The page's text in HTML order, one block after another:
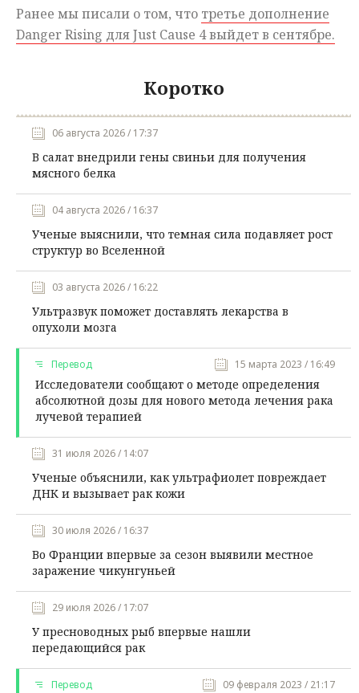
Ранее мы писали о том, что третье дополнение
Danger Rising для Just Cause 4 выйдет в сентябре.
Коротко
06 августа 2026 / 17:37
В салат внедрили гены свиньи для получения
мясного белка
04 августа 2026 / 16:37
Ученые выяснили, что темная сила подавляет рост
структур во Вселенной
03 августа 2026 / 16:22
Ультразвук поможет доставлять лекарства в
опухоли мозга
Перевод 15 марта 2023 / 16:49
Исследователи сообщают о методе определения
абсолютной дозы для нового метода лечения рака
лучевой терапией
31 июля 2026 / 14:07
Ученые объяснили, как ультрафиолет повреждает
ДНК и вызывает рак кожи
30 июля 2026 / 16:37
Во Франции впервые за сезон выявили местное
заражение чикунгуньей
29 июля 2026 / 17:07
У пресноводных рыб впервые нашли
передающийся рак
Перевод 09 февраля 2023 / 21:17